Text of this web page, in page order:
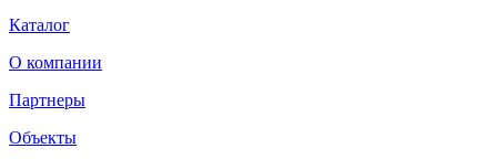
Каталог
О компании
Партнеры
Объекты